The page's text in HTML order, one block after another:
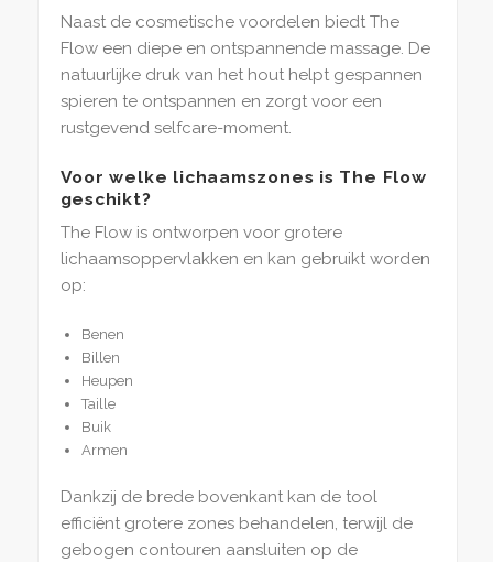
Naast de cosmetische voordelen biedt The
Flow een diepe en ontspannende massage. De
natuurlijke druk van het hout helpt gespannen
spieren te ontspannen en zorgt voor een
rustgevend selfcare-moment.
Voor welke lichaamszones is The Flow
geschikt?
The Flow is ontworpen voor grotere
lichaamsoppervlakken en kan gebruikt worden
op:
Benen
Billen
Heupen
Taille
Buik
Armen
Dankzij de brede bovenkant kan de tool
efficiënt grotere zones behandelen, terwijl de
gebogen contouren aansluiten op de